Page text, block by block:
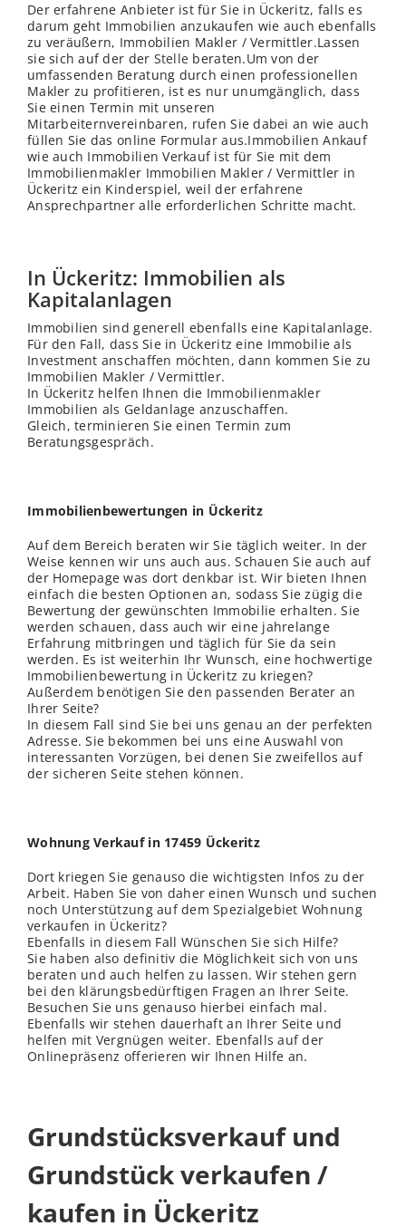
Der erfahrene Anbieter ist für Sie in Ückeritz, falls es
darum geht Immobilien anzukaufen wie auch ebenfalls
zu veräußern, Immobilien Makler / Vermittler.Lassen
sie sich auf der der Stelle beraten.Um von der
umfassenden Beratung durch einen professionellen
Makler zu profitieren, ist es nur unumgänglich, dass
Sie einen Termin mit unseren
Mitarbeiternvereinbaren, rufen Sie dabei an wie auch
füllen Sie das online Formular aus.Immobilien Ankauf
wie auch Immobilien Verkauf ist für Sie mit dem
Immobilienmakler Immobilien Makler / Vermittler in
Ückeritz ein Kinderspiel, weil der erfahrene
Ansprechpartner alle erforderlichen Schritte macht.
In Ückeritz: Immobilien als
Kapitalanlagen
Immobilien sind generell ebenfalls eine Kapitalanlage.
Für den Fall, dass Sie in Ückeritz eine Immobilie als
Investment anschaffen möchten, dann kommen Sie zu
Immobilien Makler / Vermittler.
In Ückeritz helfen Ihnen die Immobilienmakler
Immobilien als Geldanlage anzuschaffen.
Gleich, terminieren Sie einen Termin zum
Beratungsgespräch.
Immobilienbewertungen in Ückeritz
Auf dem Bereich beraten wir Sie täglich weiter. In der
Weise kennen wir uns auch aus. Schauen Sie auch auf
der Homepage was dort denkbar ist. Wir bieten Ihnen
einfach die besten Optionen an, sodass Sie zügig die
Bewertung der gewünschten Immobilie erhalten. Sie
werden schauen, dass auch wir eine jahrelange
Erfahrung mitbringen und täglich für Sie da sein
werden. Es ist weiterhin Ihr Wunsch, eine hochwertige
Immobilienbewertung in Ückeritz zu kriegen?
Außerdem benötigen Sie den passenden Berater an
Ihrer Seite?
In diesem Fall sind Sie bei uns genau an der perfekten
Adresse. Sie bekommen bei uns eine Auswahl von
interessanten Vorzügen, bei denen Sie zweifellos auf
der sicheren Seite stehen können.
Wohnung Verkauf in 17459 Ückeritz
Dort kriegen Sie genauso die wichtigsten Infos zu der
Arbeit. Haben Sie von daher einen Wunsch und suchen
noch Unterstützung auf dem Spezialgebiet Wohnung
verkaufen in Ückeritz?
Ebenfalls in diesem Fall Wünschen Sie sich Hilfe?
Sie haben also definitiv die Möglichkeit sich von uns
beraten und auch helfen zu lassen. Wir stehen gern
bei den klärungsbedürftigen Fragen an Ihrer Seite.
Besuchen Sie uns genauso hierbei einfach mal.
Ebenfalls wir stehen dauerhaft an Ihrer Seite und
helfen mit Vergnügen weiter. Ebenfalls auf der
Onlinepräsenz offerieren wir Ihnen Hilfe an.
Grundstücksverkauf und
Grundstück verkaufen /
kaufen in Ückeritz